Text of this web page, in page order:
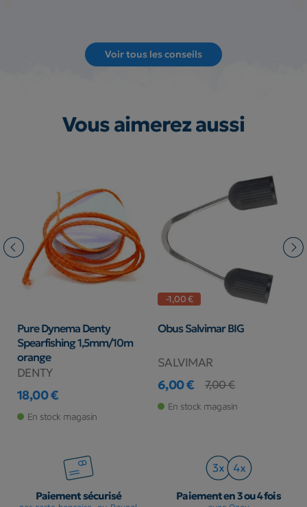
Voir tous les conseils
Vous aimerez aussi
Pure Dynema Denty
Spearfishing 1,5mm/10m
orange
DENTY
Prix
18,00 €
En stock magasin
-1,00 €
Obus Salvimar BIG
SALVIMAR
Prix
6,00 €
Prix de base
7,00 €
En stock magasin
Paiement sécurisé Paiement en 3 ou 4 fois